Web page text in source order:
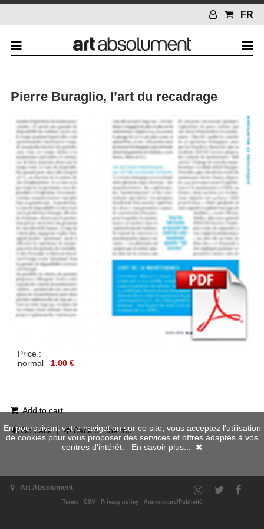
FR
Pierre Buraglio, l’art du recadrage
Price :
normal
1.00 €
Add to cart
Go back| Back on the top
Art Absolument
Terms- CGV- Privacy policy- Annonceurs/Publicité
En poursuivant votre navigation sur ce site, vous acceptez l'utilisation
de cookies pour vous proposer des services et offres adaptés à vos
centres d'intérêt. En savoir plus...